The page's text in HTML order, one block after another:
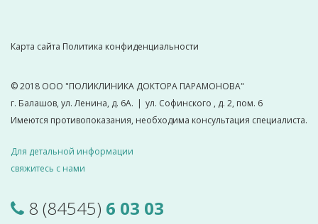
Карта сайта Политика конфиденциальности
© 2018 ООО "ПОЛИКЛИНИКА ДОКТОРА ПАРАМОНОВА"
г. Балашов, ул. Ленина, д. 6А. | ул. Софинского , д. 2, пом. 6
Имеются противопоказания, необходима консультация специалиста.
Для детальной информации
свяжитесь с нами
8 (84545) 6 03 03